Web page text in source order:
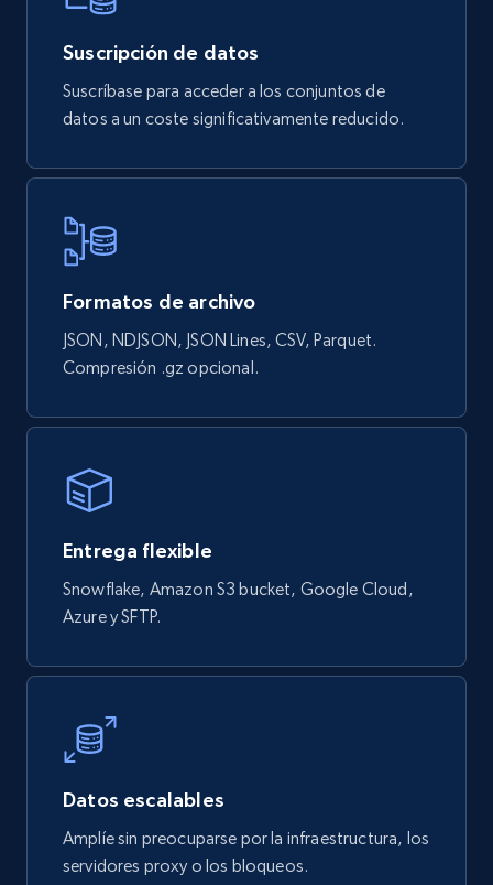
Google Shopping products search US
URL, Product id, Title, Final price, Initial price,
URL, Product id, Title, Rating, Reviews count,
eCommerce
Digikey - Products
Product url, Category url, Part number,
Description, Manufacturer, Manufacturer url,
Datasheet url, Rohs compliant, and more.
Suscripción de datos
Suscríbase para acceder a los conjuntos de
datos a un coste significativamente reducido.
Formatos de archivo
JSON, NDJSON, JSON Lines, CSV, Parquet.
Compresión .gz opcional.
Entrega flexible
Snowflake, Amazon S3 bucket, Google Cloud,
Azure y SFTP.
Datos escalables
Amplíe sin preocuparse por la infraestructura, los
servidores proxy o los bloqueos.